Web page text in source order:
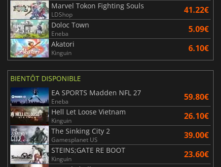
Marvel Tokon Fighting Souls
LDShop 41.22€
Doloc Town
Eneba 5.09€
Akatori
Kinguin 6.10€
BIENTÔT DISPONIBLE
EA SPORTS Madden NFL 27
Eneba 59.80€
Hell Let Loose Vietnam
Kinguin 26.10€
The Sinking City 2
Gamesplanet US 39.00€
STEINS;GATE RE BOOT
Kinguin 23.60€